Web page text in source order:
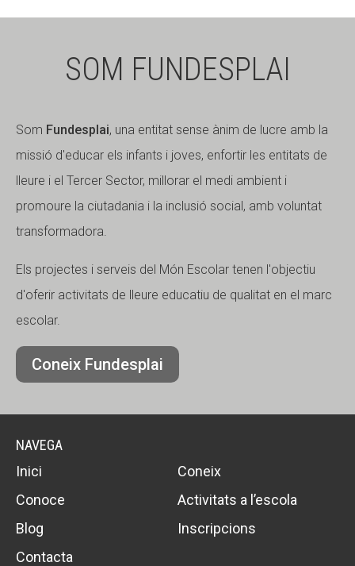
SOM FUNDESPLAI
Som Fundesplai, una entitat sense ànim de lucre amb la
missió d'educar els infants i joves, enfortir les entitats de
lleure i el Tercer Sector, millorar el medi ambient i
promoure la ciutadania i la inclusió social, amb voluntat
transformadora.
Els projectes i serveis del Món Escolar tenen l'objectiu
d'oferir activitats de lleure educatiu de qualitat en el marc
escolar.
Coneix Fundesplai
NAVEGA
Inici
Coneix
Conoce
Activitats a l’escola
Blog
Inscripcions
Contacta